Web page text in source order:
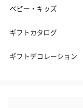
ベビー・キッズ
ギフトカタログ
ギフトデコレーション